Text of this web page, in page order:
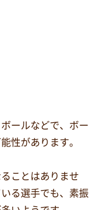
ールなどで、ボー
性があります。
ことはありませ
る選手でも、素振